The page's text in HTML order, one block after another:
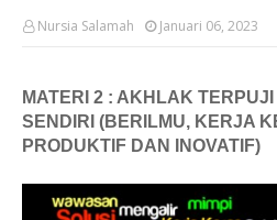
Nursia Salamah Januari 06, 2023
MATERI 2 : AKHLAK
SENDIRI (BERILMU, KERJA
PRODUKTIF DAN INOVATIF)